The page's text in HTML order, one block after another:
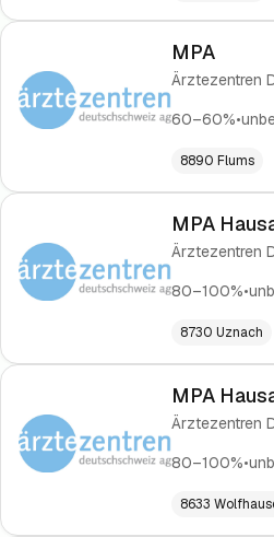
MPA
Ärztezentren
60–60%•
8890 Flums
MPA
Ärztezentren
80–100%•
8730 Uznach
MPA
Ärztezentren
80–100%•
8633